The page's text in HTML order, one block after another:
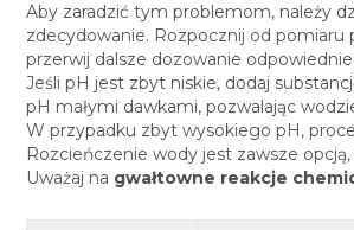
Aby zaradzić tym problemom, należy
zdecydowanie. Rozpocznij od pomiaru
przerwij dalsze dozowanie
Jeśli pH jest zbyt niskie, dodaj
pH małymi dawkami, pozwalając
W przypadku zbyt wysokiego pH,
Rozcieńczenie wody jest zawsze
Uważaj na gwałtowne reakcje